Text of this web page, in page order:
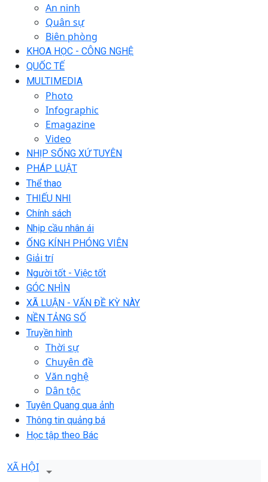
An ninh
Quân sự
Biên phòng
KHOA HỌC - CÔNG NGHỆ
QUỐC TẾ
MULTIMEDIA
Photo
Infographic
Emagazine
Video
NHỊP SỐNG XỨ TUYÊN
PHÁP LUẬT
Thể thao
THIẾU NHI
Chính sách
Nhịp cầu nhân ái
ỐNG KÍNH PHÓNG VIÊN
Giải trí
Người tốt - Việc tốt
GÓC NHÌN
XÃ LUẬN - VẤN ĐỀ KỲ NÀY
NỀN TẢNG SỐ
Truyền hình
Thời sự
Chuyên đề
Văn nghệ
Dân tộc
Tuyên Quang qua ảnh
Thông tin quảng bá
Học tập theo Bác
XÃ HỘI